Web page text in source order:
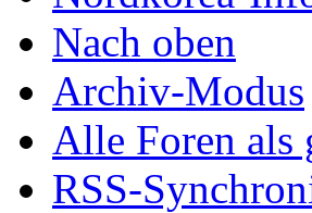
Nach oben
Archiv-Modus
Alle Foren als
RSS-